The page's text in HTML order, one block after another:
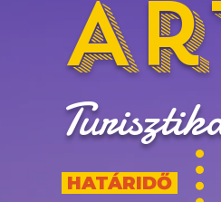
HATÁRIDŐ